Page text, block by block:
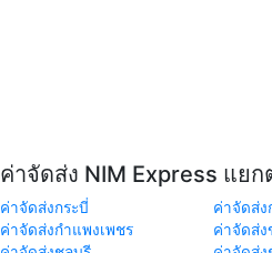
ค่าจัดส่ง NIM Express แย
ค่าจัดส่งกระบี่ ค่าจัดส่ง
ค่าจัดส่งกำแพงเพชร
ค่าจัดส่